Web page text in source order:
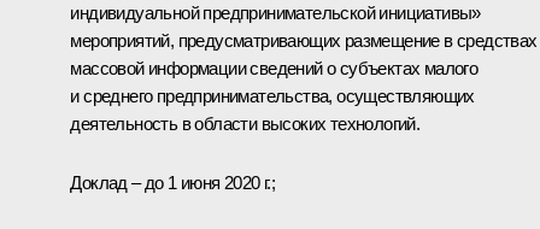
индивидуальной предпринимательской инициативы»
мероприятий, предусматривающих размещение в средствах
массовой информации сведений о субъектах малого
и среднего предпринимательства, осуществляющих
деятельность в области высоких технологий.
Доклад – до 1 июня 2020 г.;